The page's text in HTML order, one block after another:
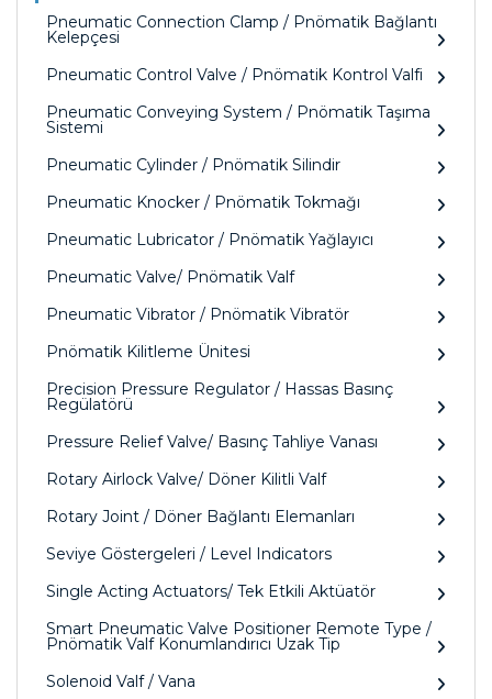
Pneumatic Connection Clamp / Pnömatik Bağlantı
Kelepçesi
Pneumatic Control Valve / Pnömatik Kontrol Valfi
Pneumatic Conveying System / Pnömatik Taşıma
Sistemi
Pneumatic Cylinder / Pnömatik Silindir
Pneumatic Knocker / Pnömatik Tokmağı
Pneumatic Lubricator / Pnömatik Yağlayıcı
Pneumatic Valve/ Pnömatik Valf
Pneumatic Vibrator / Pnömatik Vibratör
Pnömatik Kilitleme Ünitesi
Precision Pressure Regulator / Hassas Basınç
Regülatörü
Pressure Relief Valve/ Basınç Tahliye Vanası
Rotary Airlock Valve/ Döner Kilitli Valf
Rotary Joint / Döner Bağlantı Elemanları
Seviye Göstergeleri / Level Indicators
Single Acting Actuators/ Tek Etkili Aktüatör
Smart Pneumatic Valve Positioner Remote Type /
Pnömatik Valf Konumlandırıcı Uzak Tip
Solenoid Valf / Vana